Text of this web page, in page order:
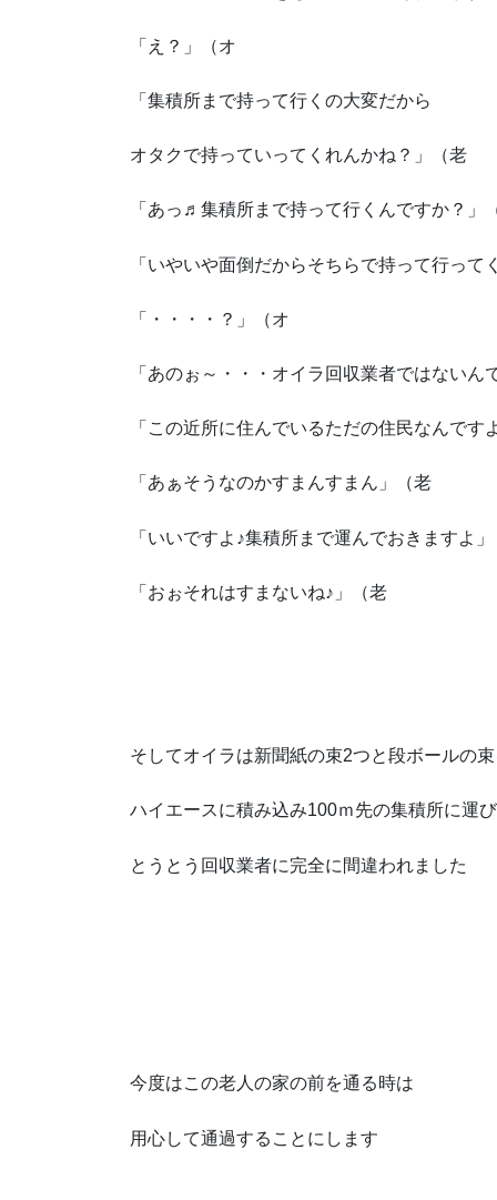
「え？」（オ
「集積所まで持って行くの大変だから
オタクで持っていってくれんかね？」（老
「あっ♬集積所まで持って行くんですか？」
「いやいや面倒だからそちらで持って行って
「・・・・？」（オ
「あのぉ～・・・オイラ回収業者ではないん
「この近所に住んでいるただの住民なんです
「あぁそうなのかすまんすまん」（老
「いいですよ♪集積所まで運んでおきますよ
「おぉそれはすまないね♪」（老
そしてオイラは新聞紙の束2つと段ボールの束
ハイエースに積み込み100ｍ先の集積所に運
とうとう回収業者に完全に間違われました
今度はこの老人の家の前を通る時は
用心して通過することにします